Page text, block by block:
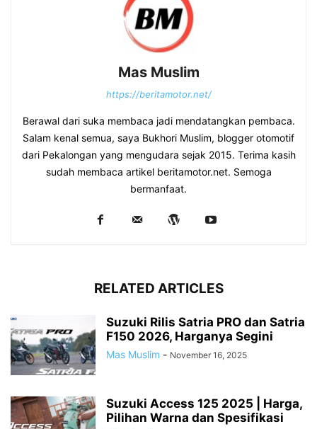
Mas Muslim
https://beritamotor.net/
Berawal dari suka membaca jadi mendatangkan pembaca.
Salam kenal semua, saya Bukhori Muslim, blogger otomotif
dari Pekalongan yang mengudara sejak 2015. Terima kasih
sudah membaca artikel beritamotor.net. Semoga
bermanfaat.
RELATED ARTICLES
Suzuki Rilis Satria PRO dan Satria
F150 2026, Harganya Segini
Mas Muslim - November 16, 2025
Suzuki Access 125 2025 | Harga,
Pilihan Warna dan Spesifikasi